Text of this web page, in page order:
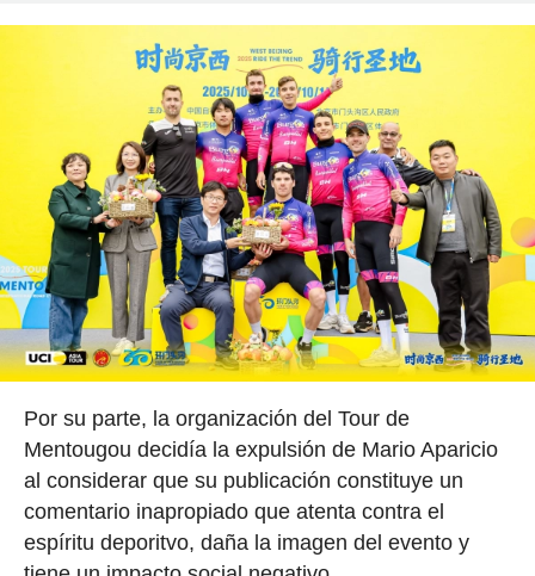
Por su parte, la organización del Tour de
Mentougou decidía la expulsión de Mario Aparicio
al considerar que su publicación constituye un
comentario inapropiado que atenta contra el
espíritu deporitvo, daña la imagen del evento y